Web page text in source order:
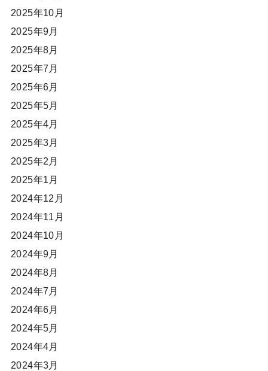
2025年10月
2025年9月
2025年8月
2025年7月
2025年6月
2025年5月
2025年4月
2025年3月
2025年2月
2025年1月
2024年12月
2024年11月
2024年10月
2024年9月
2024年8月
2024年7月
2024年6月
2024年5月
2024年4月
2024年3月